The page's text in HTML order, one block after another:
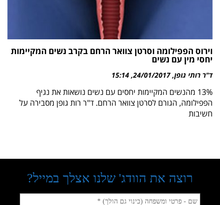
וירוס הפפילומה וסרטן צוואר הרחם בקרב נשים המקיימות
יחסי מין עם נשים
ד"ר רותי גופן 24/01/2017
15:14
13% מהנשים המקיימות יחסים עם נשים נושאות את נגיף
הפפילומה, הגורם לסרטן צוואר הרחם. ד"ר רות גופן מסבירה על
חשיבות